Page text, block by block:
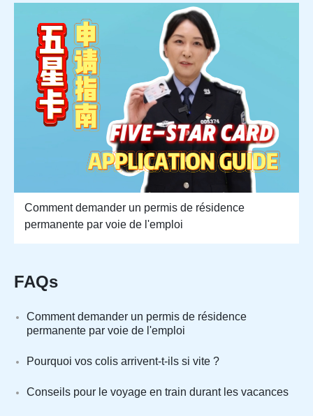
Comment demander un permis de résidence
permanente par voie de l'emploi
FAQs
Comment demander un permis de résidence
permanente par voie de l'emploi
Pourquoi vos colis arrivent-t-ils si vite ?
Conseils pour le voyage en train durant les vacances